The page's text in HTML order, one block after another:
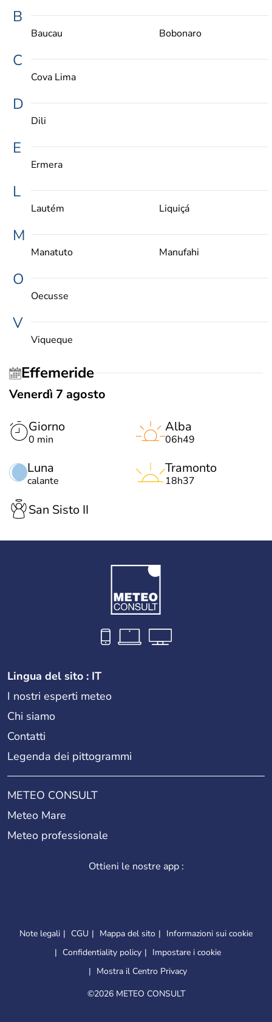
B
Baucau Bobonaro
C
Cova Lima
D
Dili
E
Ermera
L
Lautém Liquiçá
M
Manatuto Manufahi
O
Oecusse
V
Viqueque
Effemeride
Venerdì 7 agosto
Giorno
0 min
Luna
calante
Alba
06h49
Tramonto
18h37
San Sisto II
Lingua del sito : IT
I nostri esperti meteo
Chi siamo
Contatti
Legenda dei pittogrammi
METEO CONSULT
Meteo Mare
Meteo professionale
Ottieni le nostre app :
Note legali CGU Mappa del sito
Informazioni sui cookie
Confidentiality policy
Impostare i cookie
Mostra il Centro Privacy
©2026 METEO CONSULT